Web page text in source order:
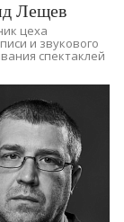
Лещев
цеха
и звукового
спектаклей